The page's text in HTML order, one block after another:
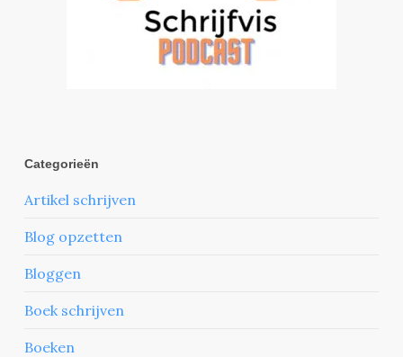
Categorieën
Artikel schrijven
Blog opzetten
Bloggen
Boek schrijven
Boeken